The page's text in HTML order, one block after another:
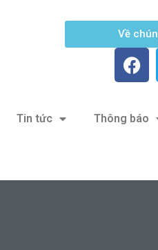
Về
Tin tức Thông báo